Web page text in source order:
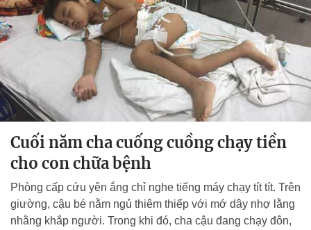
Cuối năm cha cuống cuồng chạy tiền
cho con chữa bệnh
Phòng cấp cứu yên ắng chỉ nghe tiếng máy chạy tít tít. Trên
giường, cậu bé nằm ngủ thiêm thiếp với mớ dây nhợ lằng
nhằng khắp người. Trong khi đó, cha cậu đang chạy đôn,